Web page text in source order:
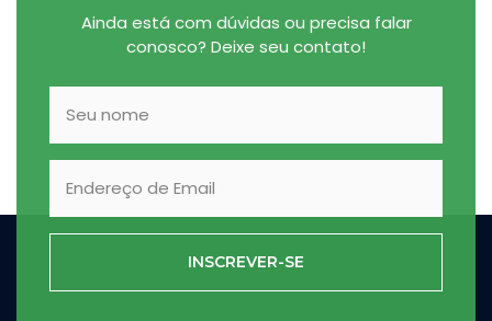
Ainda está com dúvidas ou precisa falar
conosco? Deixe seu contato!
INSCREVER-SE